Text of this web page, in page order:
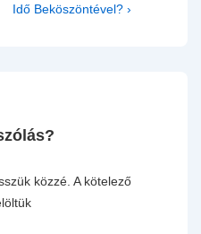
Idő Beköszöntével? ›
közzé. A kötelező